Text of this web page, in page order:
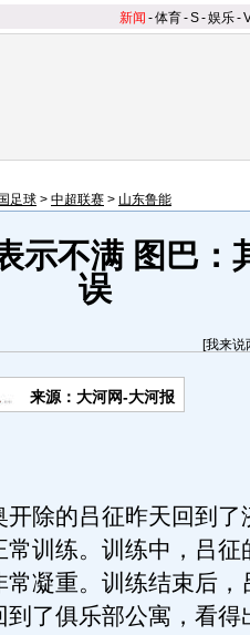
新闻 -体育-S-娱乐-
足球 > 中超联赛 > 山东鲁能
示不满 图巴：
误
[我来说
来源：大河网-大河报
的吕征昨天回到了
训练。训练中，吕征
常凝重。训练结束后，
到了俱乐部公寓，看得